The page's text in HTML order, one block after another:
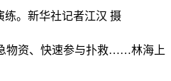
练。新华社记者江汉 摄
物资、快速参与扑救……林海上